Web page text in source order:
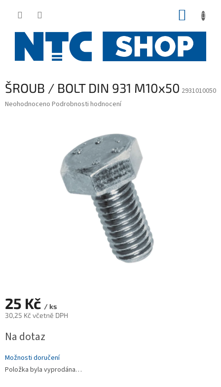
ŠROUB / BOLT DIN 931 M10x50 2931010050
Průměrné
Neohodnoceno Podrobnosti hodnocení
25 Kč / ks
30,25 Kč včetně DPH
cena:
Na dotaz
Možnosti doručení
Položka byla vyprodána…